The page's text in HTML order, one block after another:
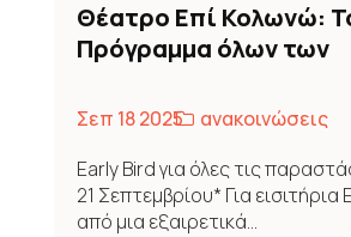
Θέατρο Επί Κολωνώ:
Πρόγραμμα όλων των
Σεπ 18 2025
ανακοινώσεις
Early Bird για όλες τις
21 Σεπτεμβρίου* Για
από μια εξαιρετικά...